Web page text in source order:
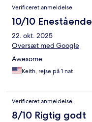
Verificeret anmeldelse
10/10 Enestående
22. okt. 2025
Oversæt med Google
Awesome
Keith, rejse på 1 nat
Verificeret anmeldelse
8/10 Rigtig godt